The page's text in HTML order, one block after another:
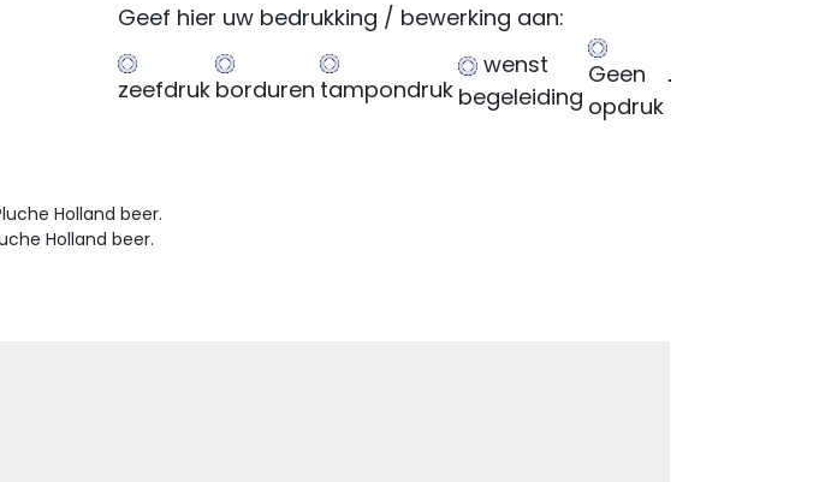
Geef hier uw bedrukking / bewerking aan:
zeefdruk borduren tampondruk
wenst
begeleiding
Geen
opdruk
Holland beer.
Holland beer.